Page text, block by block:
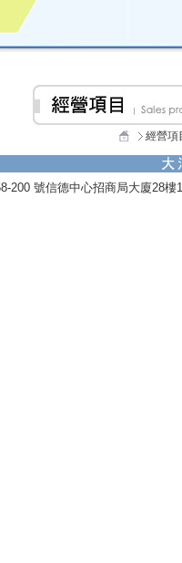
經營項
200 號信德中心招商局大廈28